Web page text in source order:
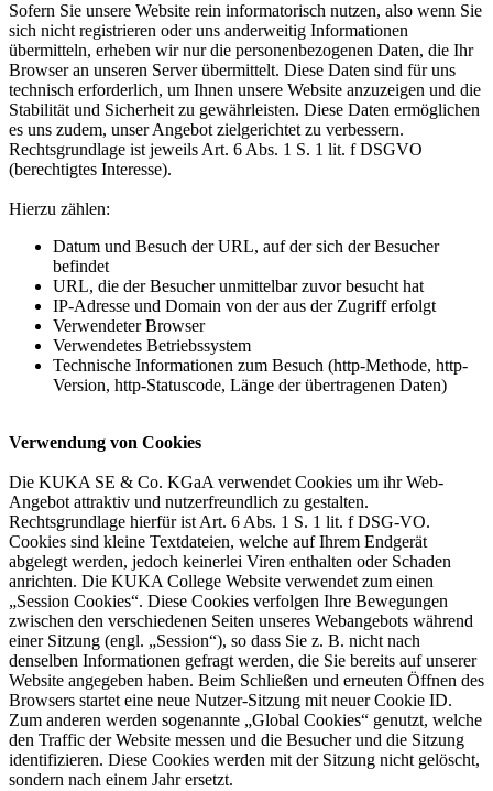
Sofern Sie unsere Website rein informatorisch nutzen, also wenn Sie
sich nicht registrieren oder uns anderweitig Informationen
übermitteln, erheben wir nur die personenbezogenen Daten, die Ihr
Browser an unseren Server übermittelt. Diese Daten sind für uns
technisch erforderlich, um Ihnen unsere Website anzuzeigen und die
Stabilität und Sicherheit zu gewährleisten. Diese Daten ermöglichen
es uns zudem, unser Angebot zielgerichtet zu verbessern.
Rechtsgrundlage ist jeweils Art. 6 Abs. 1 S. 1 lit. f DSGVO
(berechtigtes Interesse).
Hierzu zählen:
Datum und Besuch der URL, auf der sich der Besucher
befindet
URL, die der Besucher unmittelbar zuvor besucht hat
IP-Adresse und Domain von der aus der Zugriff erfolgt
Verwendeter Browser
Verwendetes Betriebssystem
Technische Informationen zum Besuch (http-Methode, http-
Version, http-Statuscode, Länge der übertragenen Daten)
Verwendung von Cookies
Die KUKA SE & Co. KGaA verwendet Cookies um ihr Web-
Angebot attraktiv und nutzerfreundlich zu gestalten.
Rechtsgrundlage hierfür ist Art. 6 Abs. 1 S. 1 lit. f DSG-VO.
Cookies sind kleine Textdateien, welche auf Ihrem Endgerät
abgelegt werden, jedoch keinerlei Viren enthalten oder Schaden
anrichten. Die KUKA College Website verwendet zum einen
„Session Cookies“. Diese Cookies verfolgen Ihre Bewegungen
zwischen den verschiedenen Seiten unseres Webangebots während
einer Sitzung (engl. „Session“), so dass Sie z. B. nicht nach
denselben Informationen gefragt werden, die Sie bereits auf unserer
Website angegeben haben. Beim Schließen und erneuten Öffnen des
Browsers startet eine neue Nutzer-Sitzung mit neuer Cookie ID.
Zum anderen werden sogenannte „Global Cookies“ genutzt, welche
den Traffic der Website messen und die Besucher und die Sitzung
identifizieren. Diese Cookies werden mit der Sitzung nicht gelöscht,
sondern nach einem Jahr ersetzt.